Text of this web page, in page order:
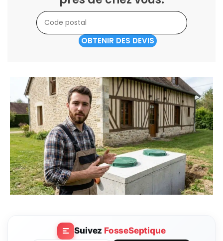
OBTENIR DES DEVIS
Suivez FosseSeptique